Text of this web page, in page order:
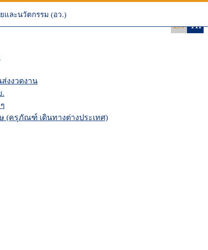
และนวัตกรรม (อว.)
EN
TH
บ NRIIS
งงวดงาน
.
(ครุภัณฑ์ เดินทางต่างประเทศ)